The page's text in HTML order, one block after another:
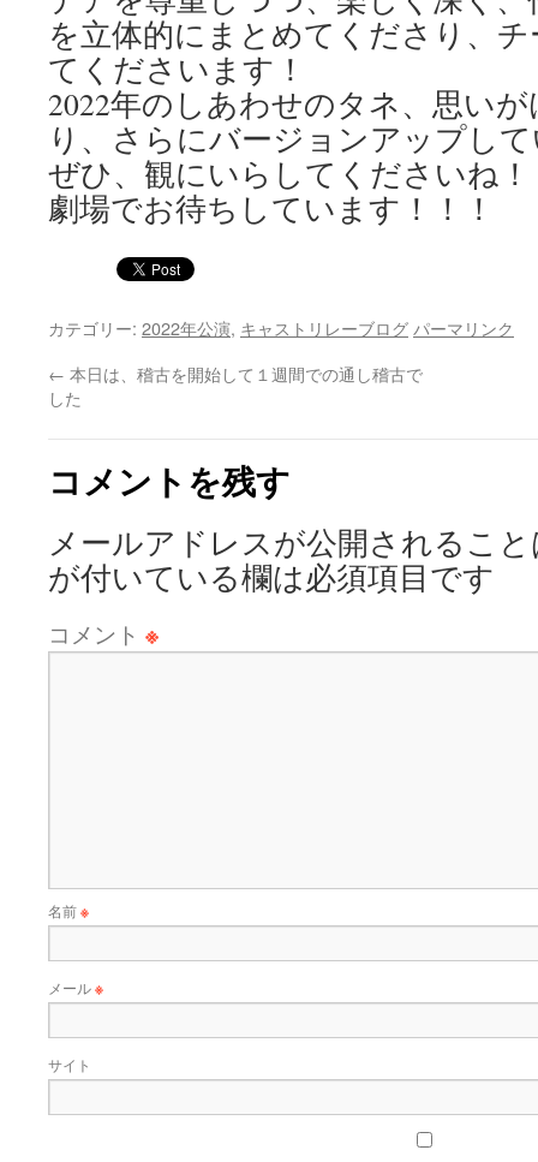
を立体的にまとめてくださり、
てくださいます！
2022年のしあわせのタネ、思い
り、さらにバージョンアップし
ぜひ、観にいらしてくださいね！
劇場でお待ちしています！！！
カテゴリー: 2022年公演, キャストリレーブログ パーマリンク
← 本日は、稽古を開始して１週間での通し稽古で
した
コメントを残す
メールアドレスが公開されるこ
が付いている欄は必須項目です
コメント ※
名前※
メール※
サイト